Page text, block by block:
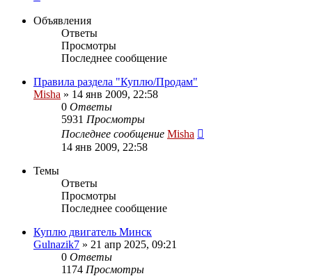
Объявления
Ответы
Просмотры
Последнее сообщение
Правила раздела "Куплю/Продам"
Misha » 14 янв 2009, 22:58
0 Ответы
5931 Просмотры
Последнее сообщение Misha
14 янв 2009, 22:58
Темы
Ответы
Просмотры
Последнее сообщение
Куплю двигатель Минск
Gulnazik7 » 21 апр 2025, 09:21
0 Ответы
1174 Просмотры